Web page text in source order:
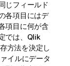
じフィールド
各項目にはデ
項目に何が含
は、 Qlik
方法を決定し
イルにデータ